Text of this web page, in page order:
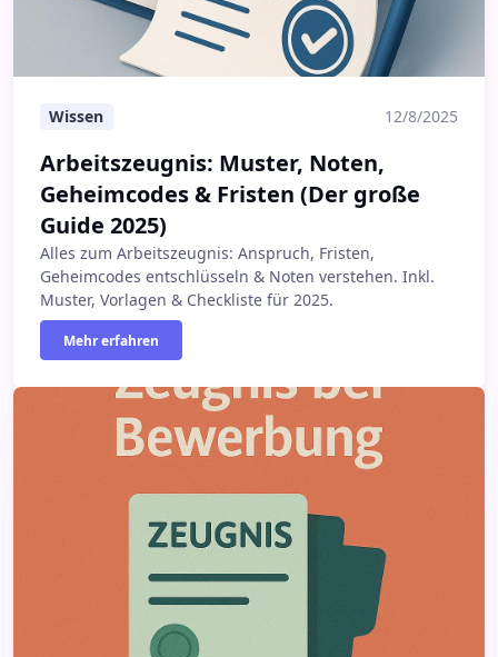
Wissen 12/8/2025
Arbeitszeugnis: Muster, Noten,
Geheimcodes & Fristen (Der große
Guide 2025)
Alles zum Arbeitszeugnis: Anspruch, Fristen,
Geheimcodes entschlüsseln & Noten verstehen. Inkl.
Muster, Vorlagen & Checkliste für 2025.
Mehr erfahren
Zeugnis bei Bewerbung: Welche gehören in die Mappe?